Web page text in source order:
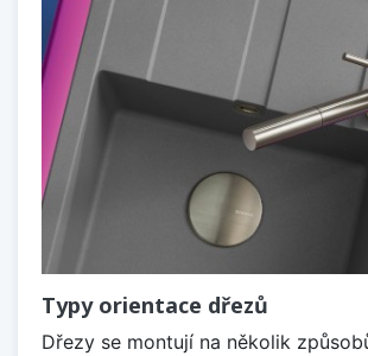
Typy orientace dřezů
Dřezy se montují na několik